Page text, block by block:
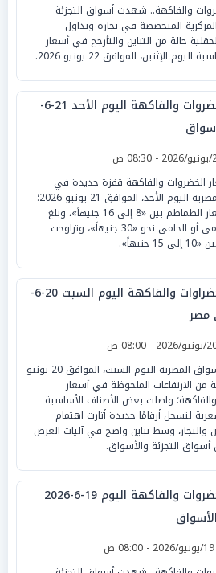
والفاكهة.. شهدت أسواق التجزئة
المتخصصة في تجارة وتداول
حالة من التباين والتأرجح في أسعار
الإثنين، الموافق 22 يونيو 2026.
أسعار الخضروات والفاكهة اليوم الأحد 21-6-
الخضروات والفاكهة قفزة جديدة في
الأسواق المصرية اليوم الأحد، الموافق 21 يونيو 2026؛
لتتأرجح أسعار الطماطم بين «8 إلى 16 جنيهاً»، وبلغ
الفلفل الرومي أو الحامي نحو «30 جنيهاً»، وتراوحت
جنيهاً».
أسعار الخضراوات والفاكهة اليوم السبت 20-6-
شهدت الأسواق المصرية اليوم السبت، الموافق 20 يونيو
من الارتفاعات الملحوظة في أسعار
واصلت بعض الأصناف الأساسية
لتسجل أرقامًا جديدة أثارت اهتمام
والتجار، وسط تباين واضح في آليات العرض
أسواق التجزئة والأسواق.
أسعار الخضروات والفاكهة اليوم 19-6-2026